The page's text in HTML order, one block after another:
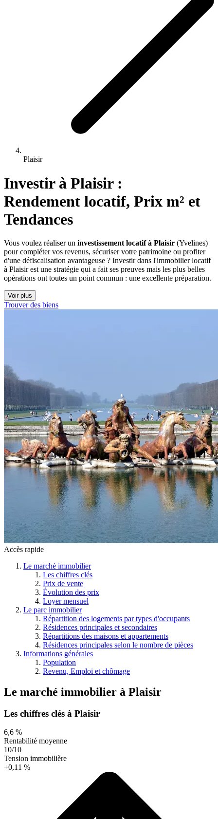
Plaisir
Investir à Plaisir :
Rendement locatif, Prix m² et
Tendances
Vous voulez réaliser un investissement locatif à Plaisir (Yvelines)
pour compléter vos revenus, sécuriser votre patrimoine ou profiter
d'une défiscalisation avantageuse ? Investir dans l'immobilier locatif
à Plaisir est une stratégie qui a fait ses preuves mais les plus belles
opérations ont toutes un point commun : une excellente préparation.
Voir plus
Trouver des biens
Accès rapide
Le marché immobilier
Les chiffres clés
Prix de vente
Évolution des prix
Loyer mensuel
Le parc immobilier
Répartition des logements par types d'occupants
Résidences principales et secondaires
Répartitions des maisons et appartements
Résidences principales selon le nombre de pièces
Informations générales
Population
Revenu, Emploi et chômage
Le marché immobilier à Plaisir
Les chiffres clés à Plaisir
6,6 %
Rentabilité moyenne
10/10
Tension immobilière
+0,11 %